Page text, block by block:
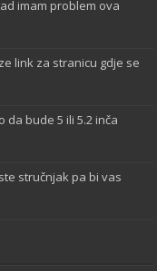
imam problem ova
link za stranicu gdje se
da bude 5 ili 5.2 inča
stručnjak pa bi vas